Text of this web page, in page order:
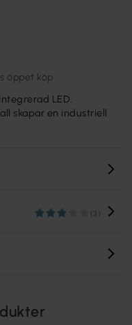
öppet köp
LED.
skapar en industriell
(3)